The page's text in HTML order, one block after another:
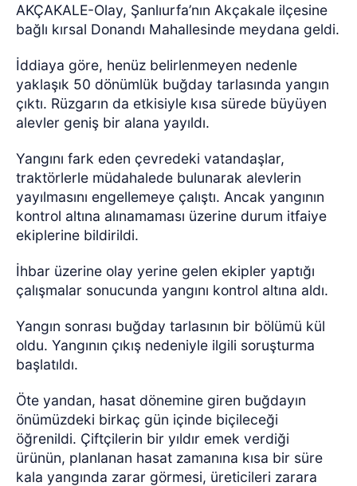
AKÇAKALE-Olay, Şanlıurfa’nın Akçakale ilçesine
bağlı kırsal Donandı Mahallesinde meydana geldi.
İddiaya göre, henüz belirlenmeyen nedenle
yaklaşık 50 dönümlük buğday tarlasında yangın
çıktı. Rüzgarın da etkisiyle kısa sürede büyüyen
alevler geniş bir alana yayıldı.
Yangını fark eden çevredeki vatandaşlar,
traktörlerle müdahalede bulunarak alevlerin
yayılmasını engellemeye çalıştı. Ancak yangının
kontrol altına alınamaması üzerine durum itfaiye
ekiplerine bildirildi.
İhbar üzerine olay yerine gelen ekipler yaptığı
çalışmalar sonucunda yangını kontrol altına aldı.
Yangın sonrası buğday tarlasının bir bölümü kül
oldu. Yangının çıkış nedeniyle ilgili soruşturma
başlatıldı.
Öte yandan, hasat dönemine giren buğdayın
önümüzdeki birkaç gün içinde biçileceği
öğrenildi. Çiftçilerin bir yıldır emek verdiği
ürünün, planlanan hasat zamanına kısa bir süre
kala yangında zarar görmesi, üreticileri zarara